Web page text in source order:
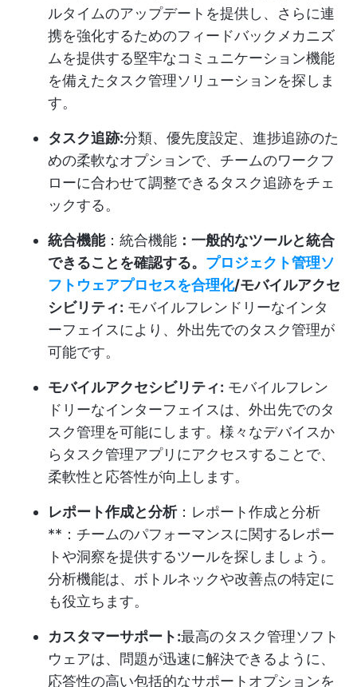
ルタイムのアップデートを提供し、さらに連
携を強化するためのフィードバックメカニズ
ムを提供する堅牢なコミュニケーション機能
を備えたタスク管理ソリューションを探しま
す。
タスク追跡:分類、優先度設定、進捗追跡のた
めの柔軟なオプションで、チームのワークフ
ローに合わせて調整できるタスク追跡をチェ
ックする。
統合機能：統合機能 ：一般的なツールと統合
できることを確認する。 プロジェクト管理ソ
フトウェアプロセスを合理化/モバイルアクセ
シビリティ: モバイルフレンドリーなインタ
ーフェイスにより、外出先でのタスク管理が
可能です。
モバイルアクセシビリティ: モバイルフレン
ドリーなインターフェイスは、外出先でのタ
スク管理を可能にします。様々なデバイスか
らタスク管理アプリにアクセスすることで、
柔軟性と応答性が向上します。
レポート作成と分析：レポート作成と分析
**：チームのパフォーマンスに関するレポー
トや洞察を提供するツールを探しましょう。
分析機能は、ボトルネックや改善点の特定に
も役立ちます。
カスタマーサポート:最高のタスク管理ソフト
ウェアは、問題が迅速に解決できるように、
応答性の高い包括的なサポートオプションを